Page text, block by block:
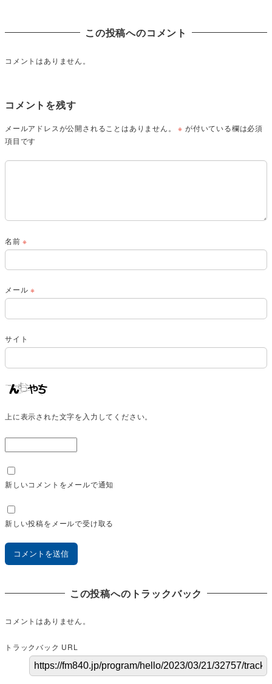
この投稿へのコメント
コメントはありません。
コメントを残す
メールアドレスが公開されることはありません。 ※ が付いている欄は必須
項目です
名前※
メール※
サイト
上に表示された文字を入力してください。
新しいコメントをメールで通知
新しい投稿をメールで受け取る
この投稿へのトラックバック
コメントはありません。
トラックバック URL